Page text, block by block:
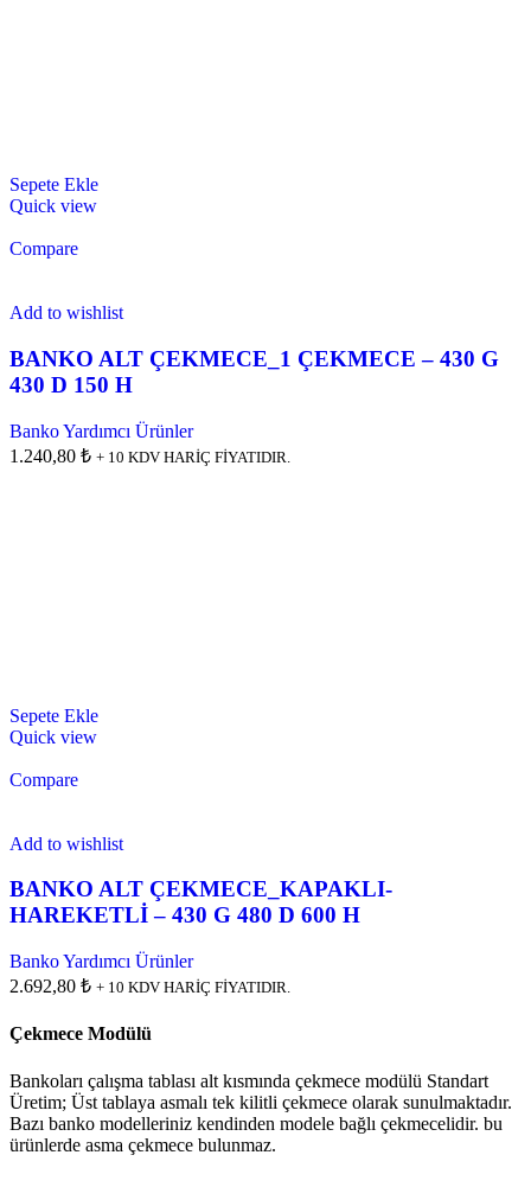
Sepete Ekle
Quick view
Compare
Add to wishlist
BANKO ALT ÇEKMECE_1 ÇEKMECE – 430 G
430 D 150 H
Banko Yardımcı Ürünler
1.240,80 ₺ + 10 KDV HARİÇ FİYATIDIR.
Sepete Ekle
Quick view
Compare
Add to wishlist
BANKO ALT ÇEKMECE_KAPAKLI-
HAREKETLİ – 430 G 480 D 600 H
Banko Yardımcı Ürünler
2.692,80 ₺ + 10 KDV HARİÇ FİYATIDIR.
Çekmece Modülü
Bankoları çalışma tablası alt kısmında çekmece modülü Standart
Üretim; Üst tablaya asmalı tek kilitli çekmece olarak sunulmaktadır.
Bazı banko modelleriniz kendinden modele bağlı çekmecelidir. bu
ürünlerde asma çekmece bulunmaz.